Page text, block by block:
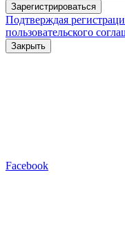
Зарегистрироваться
Подтверждая
пользовательского
Закрыть
Facebook